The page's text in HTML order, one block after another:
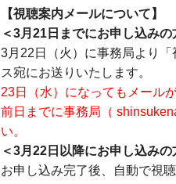
【視聴案内メールについて】
＜3月21日までにお申し込みの
3月22日（火）に事務局より
ス宛にお送りいたします。
23日（水）になってもメール
前日までに事務局（
い。
＜3月22日以降にお申し込みの
お申し込み完了後、自動で視